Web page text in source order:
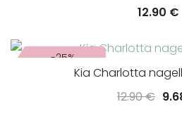
12.90 €
-25%
Kia Charlotta
12.90€